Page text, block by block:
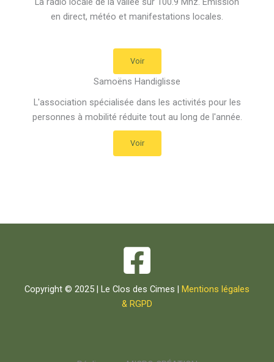
en direct, météo et manifestations locales.
Voir
Samoëns Handiglisse
L'association spécialisée dans les activités pour les
personnes à mobilité réduite tout au long de l'année.
Voir
Copyright © 2025 | Le Clos des Cimes | Mentions légales
& RGPD